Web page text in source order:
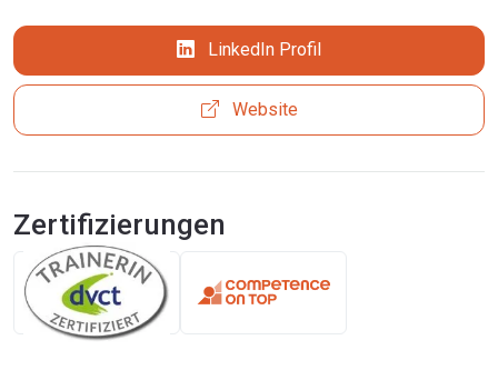
LinkedIn Profil
Website
Zertifizierungen